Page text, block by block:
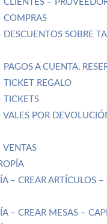
–
COMPRAS
SOBRE
A CUENTA,
REGALO
TICKETS
POR
VENTAS
– CREAR ARTÍCULOS –
– CREAR MESAS –